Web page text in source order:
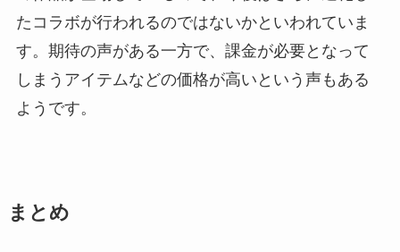
たコラボが行われるのではないかといわれていま
す。期待の声がある一方で、課金が必要となって
しまうアイテムなどの価格が高いという声もある
ようです。
まとめ